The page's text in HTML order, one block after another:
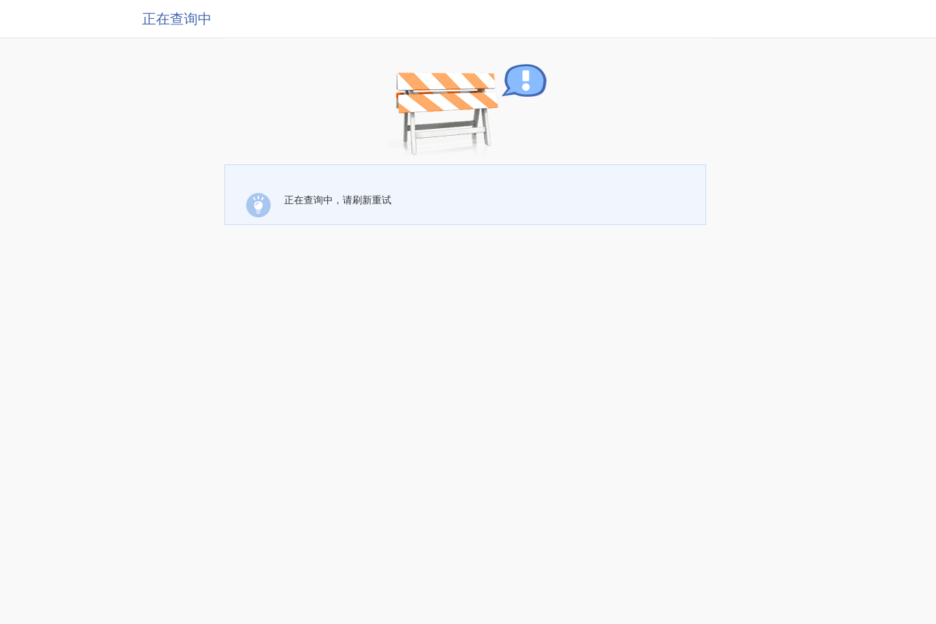
正在查询中
正在查询中，请刷新重试